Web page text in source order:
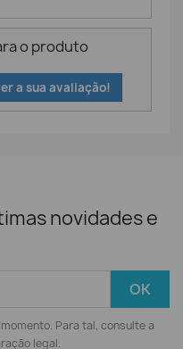
o produto
a sua avaliação!
novidades e
Para tal, consulte a
legal.